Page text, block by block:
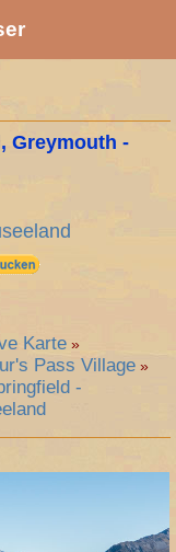
Greymouth -
Karte »
Pass Village »
-